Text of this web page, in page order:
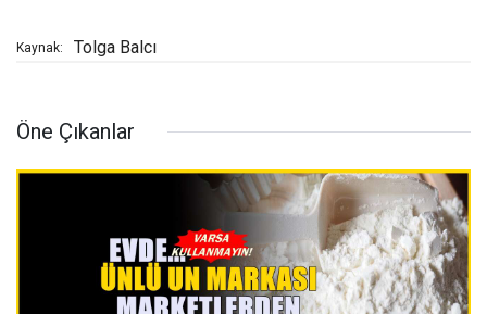
Kaynak: Tolga Balcı
Öne Çıkanlar